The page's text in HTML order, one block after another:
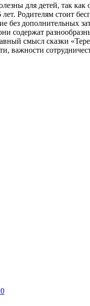
для детей, так
Родителям стоит
без дополнительных
содержат
смысл сказки
важности